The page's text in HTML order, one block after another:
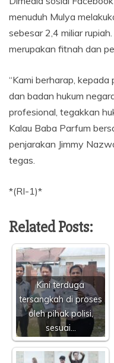
menuduh Mulya
sebesar 2,4 miliar
merupakan fitnah dan
“Kami berharap,
dan badan hukum
profesional, tegakkan
Kalau Baba Parfum
penjarakan Jimmy
tegas.
*(RI-1)*
Related Posts:
Kini terduga
tersangkah di proses
oleh pihak polisi,
sesuai…